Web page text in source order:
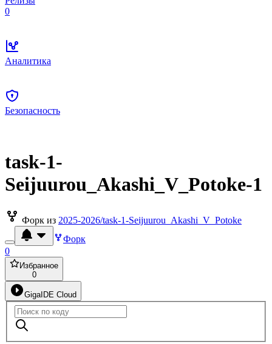
0
Аналитика
Безопасность
task-1-
Seijuurou_Akashi_V_Potoke-1
Форк из 2025-2026/task-1-Seijuurou_Akashi_V_Potoke
Форк
0
Избранное
0
GigaIDE Cloud